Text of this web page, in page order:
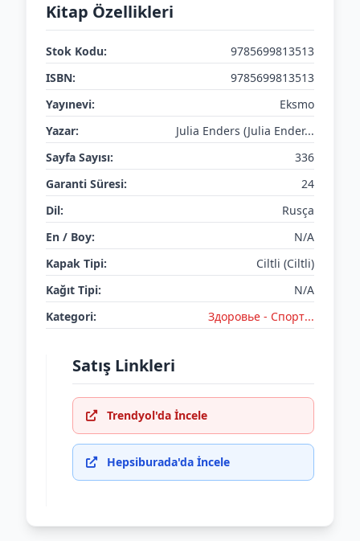
Kitap Özellikleri
Stok Kodu:
9785699813513
ISBN:
9785699813513
Yayınevi:
Eksmo
Yazar:
Julia Enders (Julia Ender...
Sayfa Sayısı:
336
Garanti Süresi:
24
Dil:
Rusça
En / Boy:
N/A
Kapak Tipi:
Ciltli (Ciltli)
Kağıt Tipi:
N/A
Kategori:
Здоровье - Спортㅤㅤㅤㅤ...
Satış Linkleri
Trendyol'da İncele
Hepsiburada'da İncele